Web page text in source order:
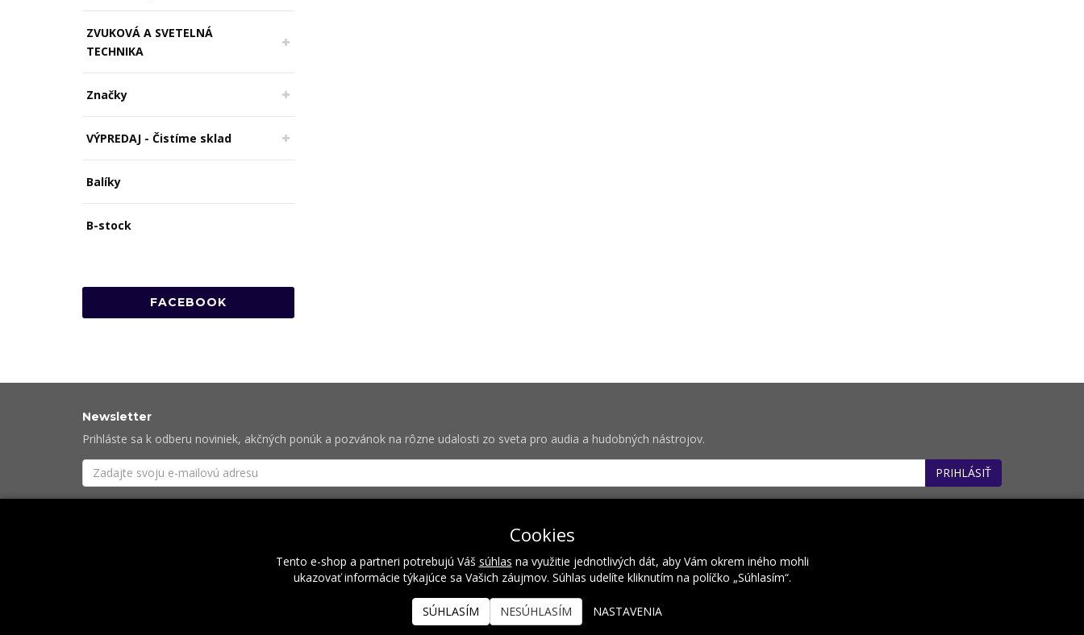
ZVUKOVÁ A SVETELNÁ
TECHNIKA
Značky
VÝPREDAJ - Čistíme sklad
Balíky
B-stock
FACEBOOK
Newsletter
Prihláste sa k odberu noviniek, akčných ponúk a pozvánok na rôzne udalosti zo sveta pro audia a hudobných nástrojov.
PRIHLÁSIŤ
O nás Naše hodnoty Inštalácie Referencie Kalendár podujatí Kontakt
Cookies
Tento e-shop a partneri potrebujú Váš súhlas na využitie jednotlivých dát, aby Vám okrem iného mohli
ukazovať informácie týkajúce sa Vašich záujmov. Súhlas udelíte kliknutím na políčko „Súhlasím“.
SÚHLASÍM NESÚHLASÍM NASTAVENIA